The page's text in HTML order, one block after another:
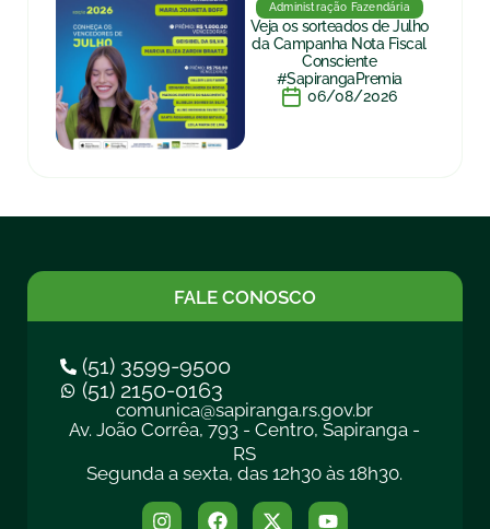
Administração Fazendária
Veja os sorteados de Julho
da Campanha Nota Fiscal
Consciente
#SapirangaPremia
06/08/2026
FALE CONOSCO
(51) 3599-9500
(51) 2150-0163
comunica@sapiranga.rs.gov.br
Av. João Corrêa, 793 - Centro, Sapiranga -
RS
Segunda a sexta, das 12h30 às 18h30.